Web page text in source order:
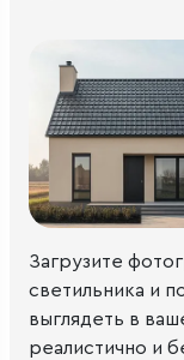
Загрузите
светильника и
выглядеть в
реалистично и